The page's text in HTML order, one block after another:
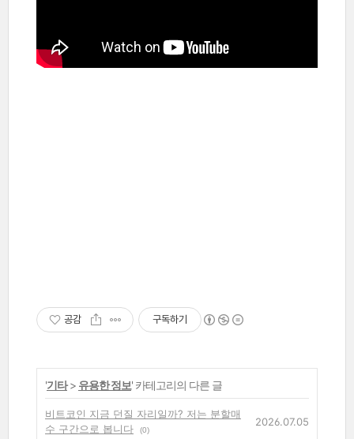
공감 구독하기
'기타> 유용한 정보' 카테고리의 다른 글
비트코인 지금 던질 자리일까? 저는 분할매
수 구간으로 봅니다
(0)
2026.07.05